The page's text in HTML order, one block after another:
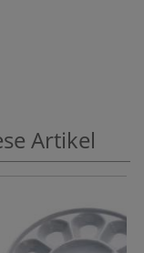
Artikel